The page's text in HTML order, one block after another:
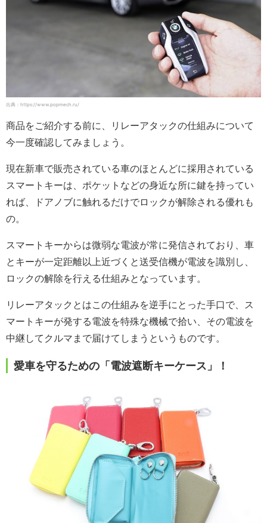
出典：https://www.popmech.ru/
商品をご紹介する前に、リレーアタックの仕組みについて
今一度確認してみましょう。
現在新車で販売されている車のほとんどに採用されている
スマートキーは、ポケットなどの身近な所に鍵を持ってい
れば、ドアノブに触れるだけでロックが解除される優れも
の。
スマートキーからは微弱な電波が常に発信されており、車
とキーが一定距離以上近づくと送受信機が電波を識別し、
ロックの解除を行える仕組みとなっています。
リレーアタックとはこの仕組みを逆手にとった手口で、ス
マートキーが発する電波を特殊な機械で拾い、その電波を
中継してクルマまで届けてしまうというものです。
愛車を守るための「電波遮断キーケース」！